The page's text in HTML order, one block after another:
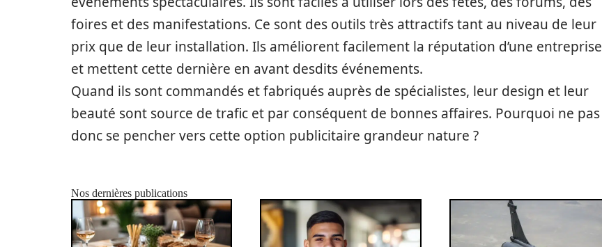
foires et des manifestations. Ce sont des outils très attractifs tant au niveau de leur
prix que de leur installation. Ils améliorent facilement la réputation d’une entreprise
et mettent cette dernière en avant desdits événements.
Quand ils sont commandés et fabriqués auprès de spécialistes, leur design et leur
beauté sont source de trafic et par conséquent de bonnes affaires. Pourquoi ne pas
donc se pencher vers cette option publicitaire grandeur nature ?
Nos dernières publications